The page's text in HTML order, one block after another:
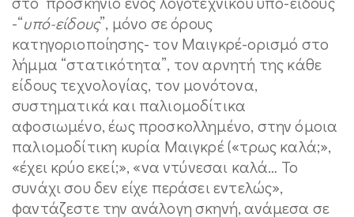
-“υπό-είδους”, μόνο σε όρους
κατηγοριοποίησης- τον Μαιγκρέ-ορισμό στο
λήμμα “στατικότητα”, τον αρνητή της κάθε
είδους τεχνολογίας, τον μονότονα,
συστηματικά και παλιομοδίτικα
αφοσιωμένο, έως προσκολλημένο, στην όμοια
παλιομοδίτικη κυρία Μαιγκρέ («τρως καλά;»,
«έχει κρύο εκεί;», «να ντύνεσαι καλά… Το
συνάχι σου δεν είχε περάσει εντελώς»,
φαντάζεστε την ανάλογη σκηνή, ανάμεσα σε